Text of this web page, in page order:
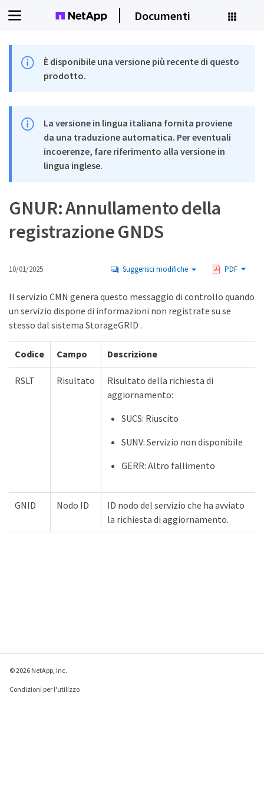
Documenti
È disponibile una versione più recente di questo
prodotto.
La versione in lingua italiana fornita proviene
da una traduzione automatica. Per eventuali
incoerenze, fare riferimento alla versione in
lingua inglese.
GNUR: Annullamento della
registrazione GNDS
10/01/2025 Suggerisci modifiche PDF
Il servizio CMN genera questo messaggio di controllo quando
un servizio dispone di informazioni non registrate su se
stesso dal sistema StorageGRID .
Codice Campo Descrizione
RSLT Risultato
Risultato della richiesta di
aggiornamento:
SUCS: Riuscito
SUNV: Servizio non disponibile
GERR: Altro fallimento
GNID Nodo ID
ID nodo del servizio che ha avviato
la richiesta di aggiornamento.
© 2026 NetApp, Inc.
Condizioni per l'utilizzo